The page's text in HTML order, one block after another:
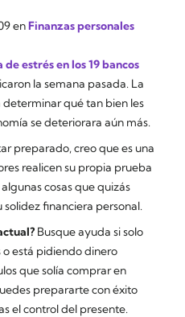
enFinanzas personales
estrés en los 19 bancos
la semana pasada. La
qué tan bien les
se deteriorara aún más.
preparado, creo que es una
realicen su propia prueba
cosas que quizás
solidez financiera personal.
Busque ayuda si solo
está pidiendo dinero
que solía comprar en
prepararte con éxito
el control del presente.